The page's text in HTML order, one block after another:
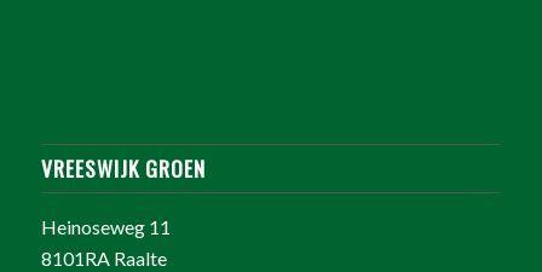
VREESWIJK GROEN
Heinoseweg 11
8101RA Raalte